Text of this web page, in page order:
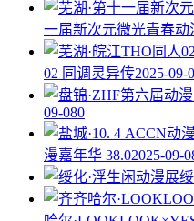
一届新次元微光青春动
02 同调灵异传2025-09-
09-080
漫嘉年华 38.02025-09-